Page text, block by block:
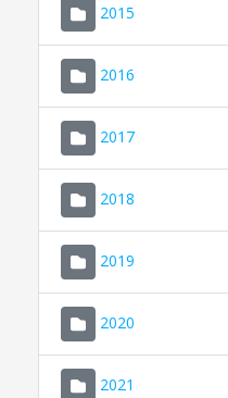
2015
2016
2017
2018
2019
2020
2021